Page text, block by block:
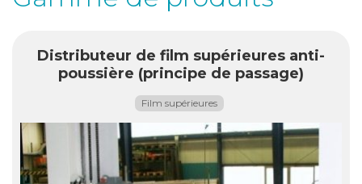
Distributeur de film supérieures anti-
poussière (principe de passage)
Film supérieures